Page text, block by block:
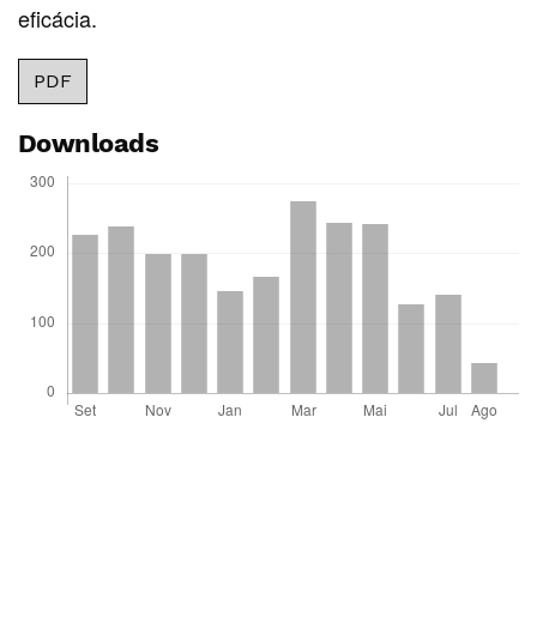
eficácia.
PDF
Downloads